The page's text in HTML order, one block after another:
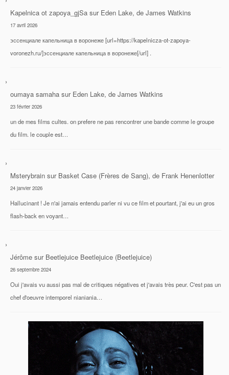
Kapelnica ot zapoya_gjSa sur Eden Lake, de James Watkins
17 avril 2026
эссенциале капельница в воронеже [url=https://kapelnicza-ot-zapoya-
voronezh.ru/]эссенциале капельница в воронеже[/url] .
oumaya samaha sur Eden Lake, de James Watkins
23 février 2026
un de mes films cultes. on prefere ne pas rencontrer une bande comme le groupe
du film. le couple est…
Msterybrain sur Basket Case (Frères de Sang), de Frank Henenlotter
24 janvier 2026
Hallucinant ! Je n'ai jamais entendu parler ni vu ce film et pourtant, j'ai eu un gros
flash-back en voyant…
Jérôme sur Beetlejuice Beetlejuice (Beetlejuice)
26 septembre 2024
Oui j'avais vu aussi pas mal de critiques négatives et j'avais très peur. C'est pas un
chef d'oeuvre intemporel nianiania…